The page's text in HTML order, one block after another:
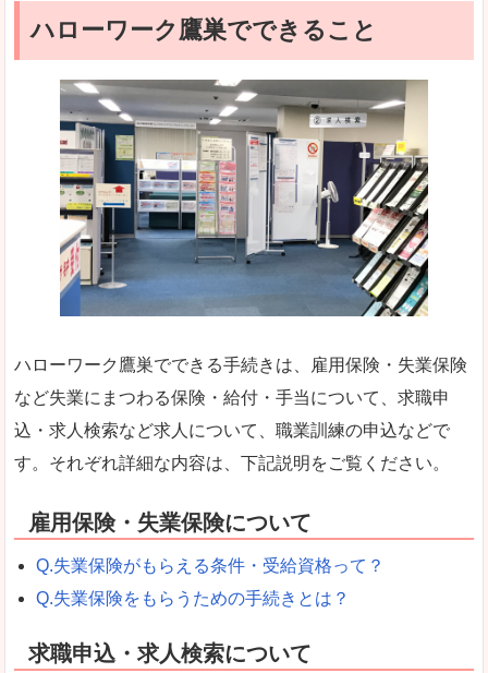
ハローワーク鷹巣でできること
ハローワーク鷹巣でできる手続きは、雇用保険・失業保険
など失業にまつわる保険・給付・手当について、求職申
込・求人検索など求人について、職業訓練の申込などで
す。それぞれ詳細な内容は、下記説明をご覧ください。
雇用保険・失業保険について
Q.失業保険がもらえる条件・受給資格って？
Q.失業保険をもらうための手続きとは？
求職申込・求人検索について